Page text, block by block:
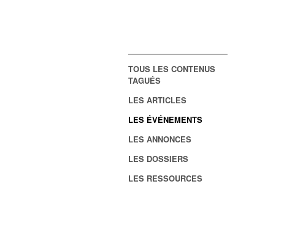
TOUS LES CONTENUS
TAGUÉS
LES ARTICLES
LES ÉVÉNEMENTS
LES ANNONCES
LES DOSSIERS
LES RESSOURCES